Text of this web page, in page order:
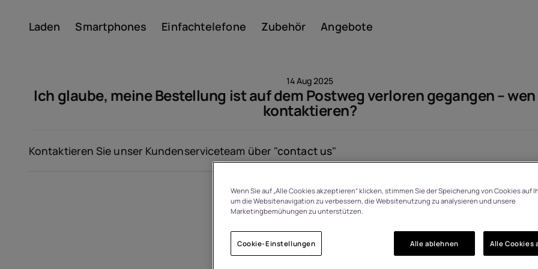
Laden Smartphones Einfachtelefone Zubehör Angebote
14 Aug 2025
Ich glaube, meine Bestellung ist auf dem Postweg verloren gegangen –
kontaktieren?
Kontaktieren Sie unser Kundenserviceteam über "contact us"
Angesehen: 1554
Wenn Sie auf „Alle Cookies akzeptieren“ klicken, stimmen Sie der Speicherung von Cookies auf
um die Websitenavigation zu verbessern, die Websitenutzung zu analysieren und unsere
Marketingbemühungen zu unterstützen.
Cookie-Einstellungen Alle ablehnen Alle Cookies